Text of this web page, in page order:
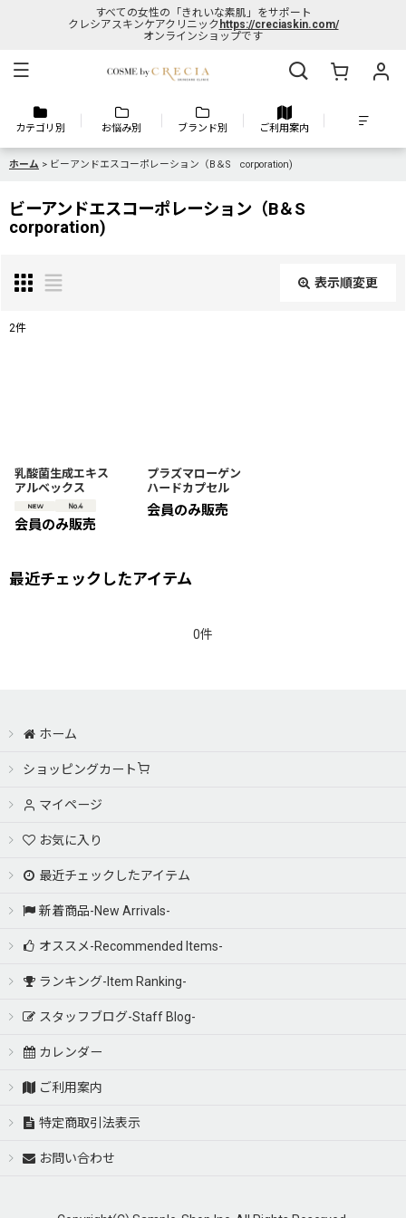
すべての女性の「きれいな素肌」をサポート
クレシアスキンケアクリニック https://creciaskin.com/
オンラインショップです
カテゴリ別 お悩み別 ブランド別 ご利用案内
ホーム > ビーアンドエスコーポレーション（B＆S corporation)
ビーアンドエスコーポレーション（B＆S
corporation)
表示順変更
絞り込む
2件
乳酸菌生成エキス
アルベックス
会員のみ販売
プラズマローゲン
ハードカプセル
会員のみ販売
最近チェックしたアイテム
0件
ホーム
ショッピングカート
マイページ
お気に入り
最近チェックしたアイテム
新着商品-New Arrivals-
オススメ-Recommended Items-
ランキング-Item Ranking-
スタッフブログ-Staff Blog-
カレンダー
ご利用案内
特定商取引法表示
お問い合わせ